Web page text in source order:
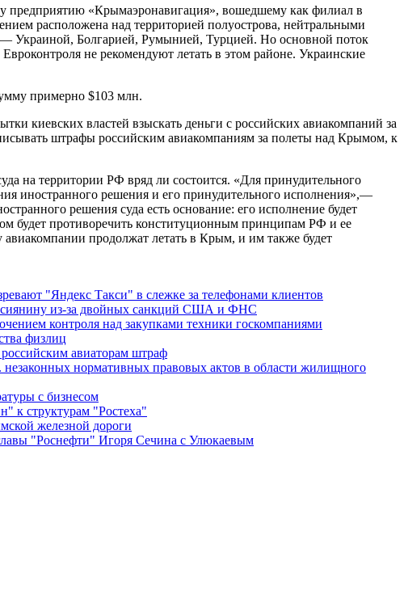
«Крымаэронавигация», вошедшему как филиал в
расположена над территорией полуострова, нейтральными
Украиной, Болгарией, Румынией, Турцией. Но основной поток
не рекомендуют летать в этом районе. Украинские
примерно $103 млн.
киевских властей взыскать деньги с российских авиакомпаний за
штрафы российским авиакомпаниям за полеты над Крымом, к
на территории РФ вряд ли состоится. «Для принудительного
иностранного решения и его принудительного исполнения»,—
решения суда есть основание: его исполнение будет
будет противоречить конституционным принципам РФ и ее
продолжат летать в Крым, и им также будет
"Яндекс Такси" в слежке за телефонами клиентов
из-за двойных санкций США и ФНС
контроля над закупками техники госкомпаниями
физлиц
авиаторам штраф
нормативных правовых актов в области жилищного
с бизнесом
к структурам "Ростеха"
железной дороги
"Роснефти" Игоря Сечина с Улюкаевым